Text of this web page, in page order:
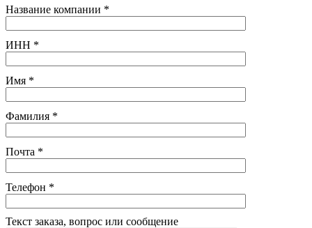
Название компании *
ИНН *
Имя *
Фамилия *
Почта *
Телефон *
Текст заказа, вопрос или сообщение